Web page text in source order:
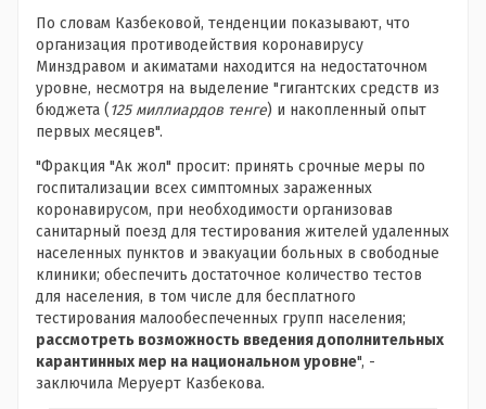
По словам Казбековой, тенденции показывают, что
организация противодействия коронавирусу
Минздравом и акиматами находится на недостаточном
уровне, несмотря на выделение "гигантских средств из
бюджета (125 миллиардов тенге) и накопленный опыт
первых месяцев".
"Фракция "Ак жол" просит: принять срочные меры по
госпитализации всех симптомных зараженных
коронавирусом, при необходимости организовав
санитарный поезд для тестирования жителей удаленных
населенных пунктов и эвакуации больных в свободные
клиники; обеспечить достаточное количество тестов
для населения, в том числе для бесплатного
тестирования малообеспеченных групп населения;
рассмотреть возможность введения дополнительных
карантинных мер на национальном уровне", -
заключила Меруерт Казбекова.